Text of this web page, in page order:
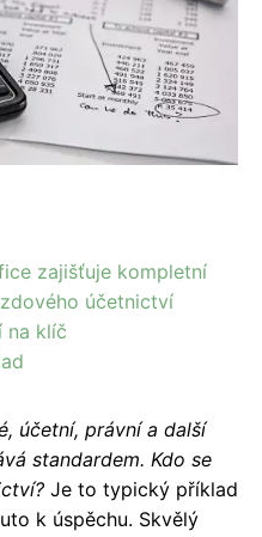
zajišťuje kompletní
účetnictví
na klíč
účetní, právní a další
standardem. Kdo se
Je to typický příklad
k úspěchu. Skvělý